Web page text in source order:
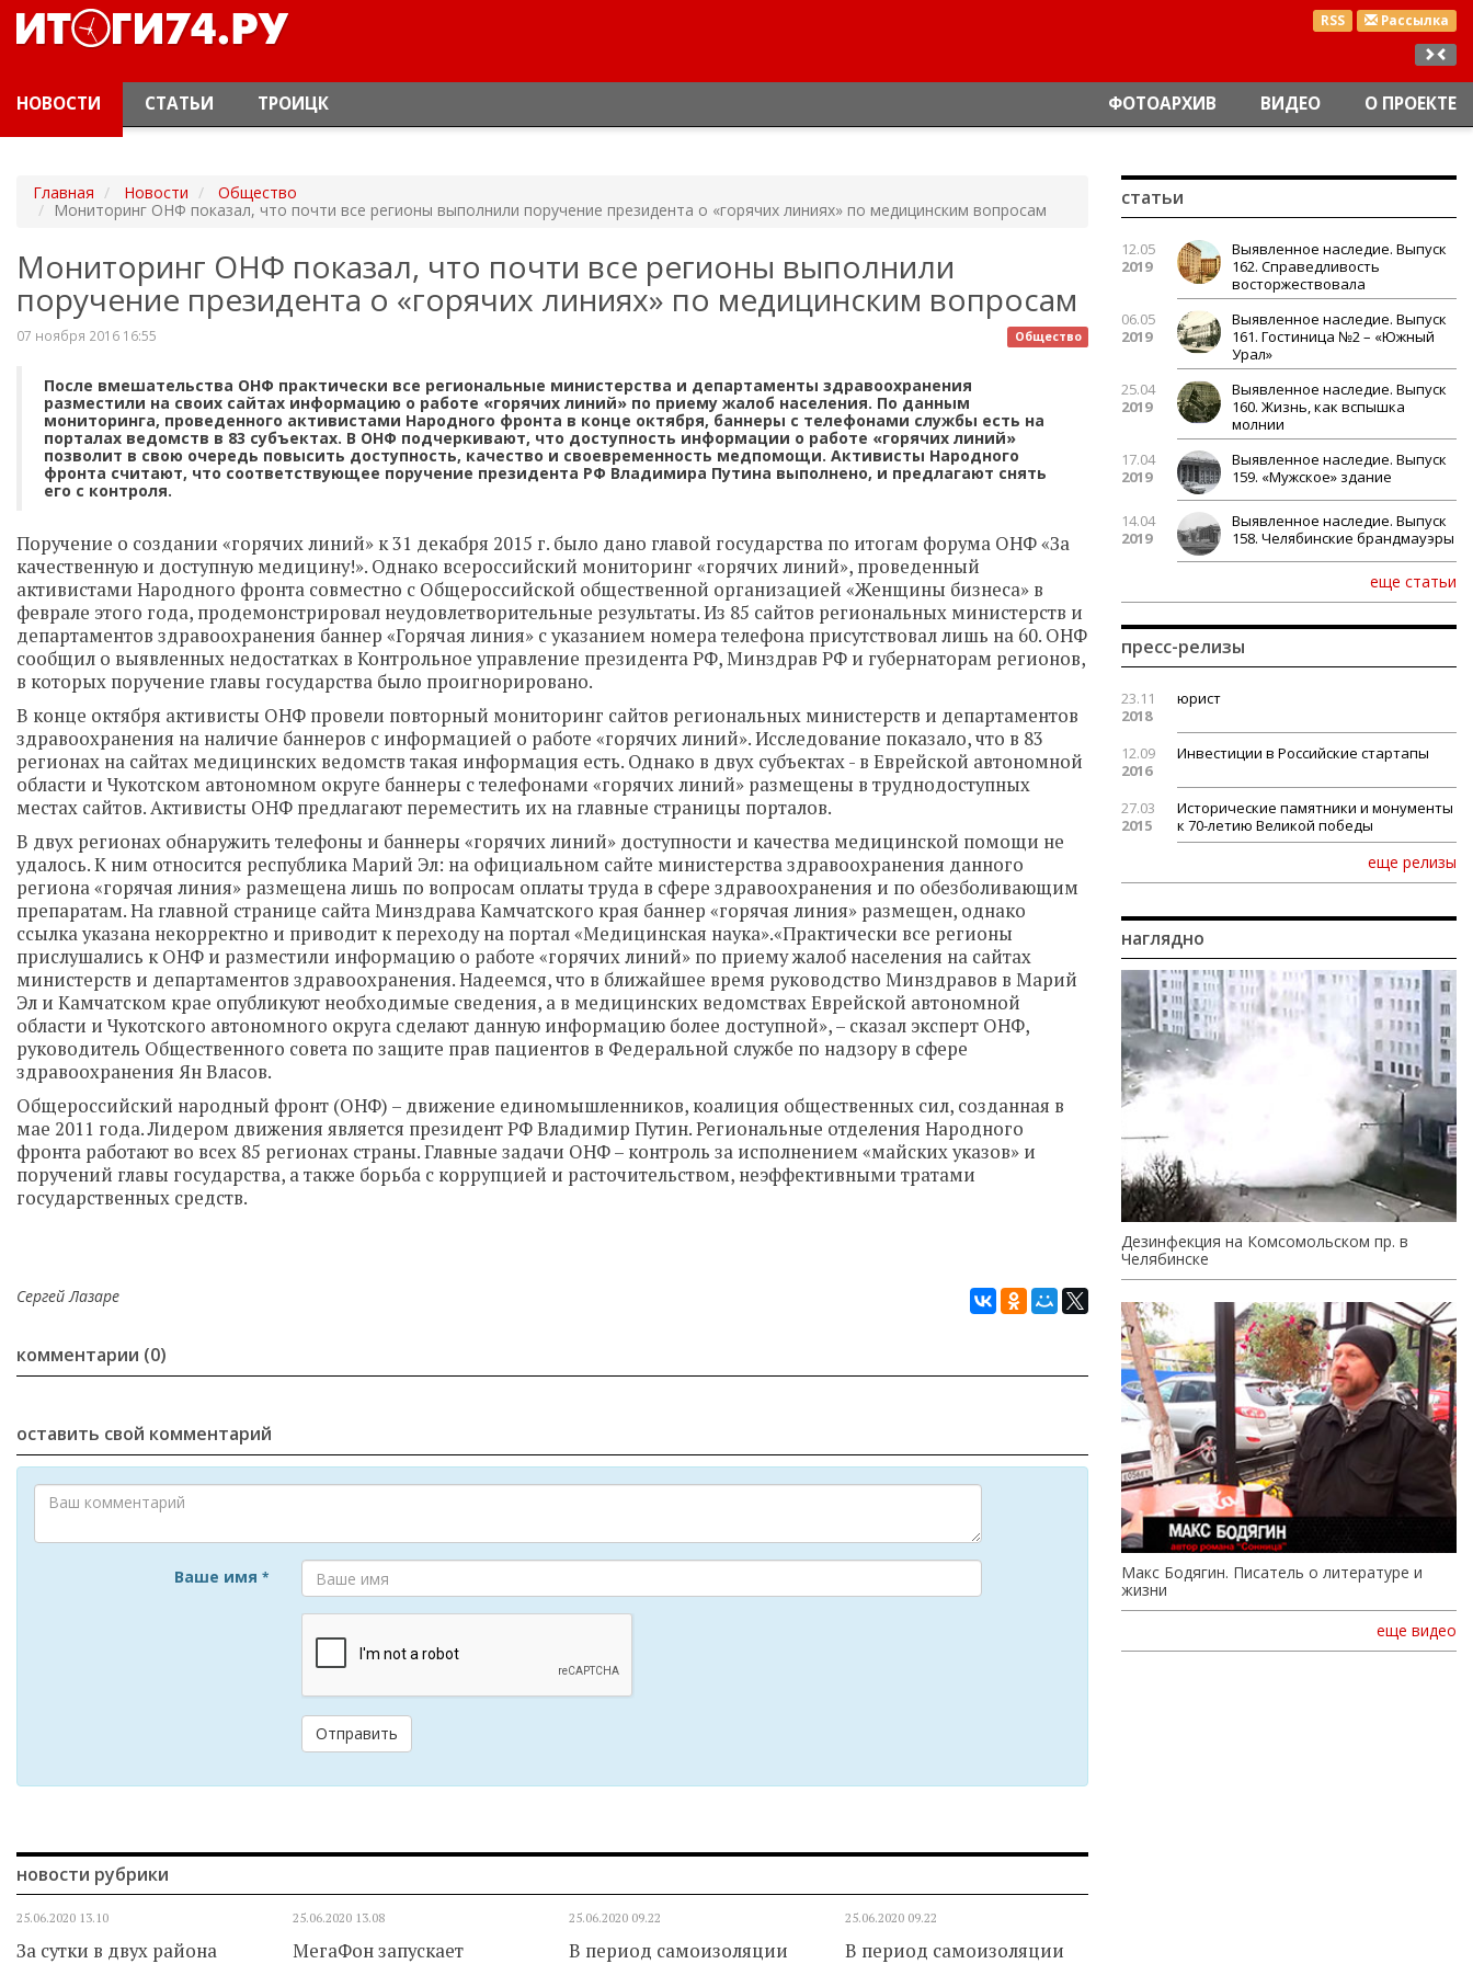
RSS Рассылка
НОВОСТИ СТАТЬИ ТРОИЦК ФОТОАРХИВ ВИДЕО О ПРОЕКТЕ
Главная Новости
Общество
Мониторинг ОНФ показал, что почти все регионы выполнили поручение президента о «горячих линиях» по медицинским вопросам
Мониторинг ОНФ показал, что почти все регионы выполнили
поручение президента о «горячих линиях» по медицинским вопросам
Общество
07 ноября 2016 16:55
После вмешательства ОНФ практически все региональные министерства и департаменты здравоохранения
разместили на своих сайтах информацию о работе «горячих линий» по приему жалоб населения. По данным
мониторинга, проведенного активистами Народного фронта в конце октября, баннеры с телефонами службы есть на
порталах ведомств в 83 субъектах. В ОНФ подчеркивают, что доступность информации о работе «горячих линий»
позволит в свою очередь повысить доступность, качество и своевременность медпомощи. Активисты Народного
фронта считают, что соответствующее поручение президента РФ Владимира Путина выполнено, и предлагают снять
его с контроля.
Поручение о создании «горячих линий» к 31 декабря 2015 г. было дано главой государства по итогам форума ОНФ «За
качественную и доступную медицину!». Однако всероссийский мониторинг «горячих линий», проведенный
активистами Народного фронта совместно с Общероссийской общественной организацией «Женщины бизнеса» в
феврале этого года, продемонстрировал неудовлетворительные результаты. Из 85 сайтов региональных министерств и
департаментов здравоохранения баннер «Горячая линия» с указанием номера телефона присутствовал лишь на 60. ОНФ
сообщил о выявленных недостатках в Контрольное управление президента РФ, Минздрав РФ и губернаторам регионов,
в которых поручение главы государства было проигнорировано.
В конце октября активисты ОНФ провели повторный мониторинг сайтов региональных министерств и департаментов
здравоохранения на наличие баннеров с информацией о работе «горячих линий». Исследование показало, что в 83
регионах на сайтах медицинских ведомств такая информация есть. Однако в двух субъектах - в Еврейской автономной
области и Чукотском автономном округе баннеры с телефонами «горячих линий» размещены в труднодоступных
местах сайтов. Активисты ОНФ предлагают переместить их на главные страницы порталов.
В двух регионах обнаружить телефоны и баннеры «горячих линий» доступности и качества медицинской помощи не
удалось. К ним относится республика Марий Эл: на официальном сайте министерства здравоохранения данного
региона «горячая линия» размещена лишь по вопросам оплаты труда в сфере здравоохранения и по обезболивающим
препаратам. На главной странице сайта Минздрава Камчатского края баннер «горячая линия» размещен, однако
ссылка указана некорректно и приводит к переходу на портал «Медицинская наука».«Практически все регионы
прислушались к ОНФ и разместили информацию о работе «горячих линий» по приему жалоб населения на сайтах
министерств и департаментов здравоохранения. Надеемся, что в ближайшее время руководство Минздравов в Марий
Эл и Камчатском крае опубликуют необходимые сведения, а в медицинских ведомствах Еврейской автономной
области и Чукотского автономного округа сделают данную информацию более доступной», – сказал эксперт ОНФ,
руководитель Общественного совета по защите прав пациентов в Федеральной службе по надзору в сфере
здравоохранения Ян Власов.
Общероссийский народный фронт (ОНФ) – движение единомышленников, коалиция общественных сил, созданная в
мае 2011 года. Лидером движения является президент РФ Владимир Путин. Региональные отделения Народного
фронта работают во всех 85 регионах страны. Главные задачи ОНФ – контроль за исполнением «майских указов» и
поручений главы государства, а также борьба с коррупцией и расточительством, неэффективными тратами
государственных средств.
Сергей Лазаре
комментарии (0)
оставить свой комментарий
Ваше имя *
Отправить
новости рубрики
25.06.2020 13.10
За сутки в двух района
25.06.2020 13.08
МегаФон запускает
25.06.2020 09.22
В период самоизоляции
25.06.2020 09.22
В период самоизоляции
статьи
12.05
2019
Выявленное наследие. Выпуск
162. Справедливость
восторжествовала
06.05
2019
Выявленное наследие. Выпуск
161. Гостиница №2 – «Южный
Урал»
25.04
2019
Выявленное наследие. Выпуск
160. Жизнь, как вспышка
молнии
17.04
2019
Выявленное наследие. Выпуск
159. «Мужское» здание
14.04
2019
Выявленное наследие. Выпуск
158. Челябинские брандмауэры
еще статьи
пресс-релизы
23.11
2018
юрист
12.09
2016
Инвестиции в Российские стартапы
27.03
2015
Исторические памятники и монументы
к 70-летию Великой победы
еще релизы
наглядно
Дезинфекция на Комсомольском пр. в
Челябинске
Макс Бодягин. Писатель о литературе и
жизни
еще видео